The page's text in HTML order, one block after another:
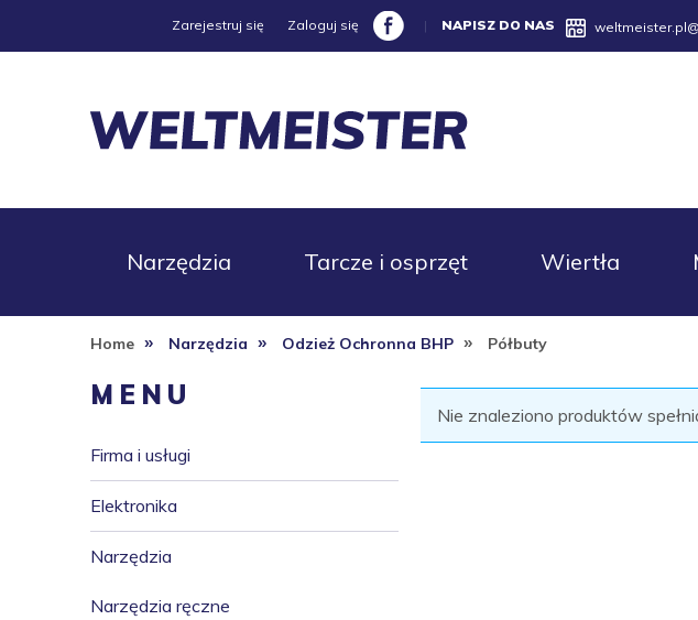
Zarejestruj się Zaloguj się | NAPISZ DO NAS
Narzędzia Tarcze i osprzęt Wiertła
Home » Narzędzia » Odzież Ochronna BHP » Półbuty
MENU
Firma i usługi
Elektronika
Narzędzia
Narzędzia ręczne
Nie znaleziono produktów